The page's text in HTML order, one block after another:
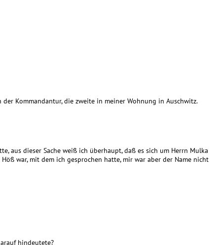
Kommandantur, die zweite in meiner Wohnung in Auschwitz.
aus dieser Sache weiß ich überhaupt, daß es sich um Herrn Mulka
war, mit dem ich gesprochen hatte, mir war aber der Name nicht
hindeutete?